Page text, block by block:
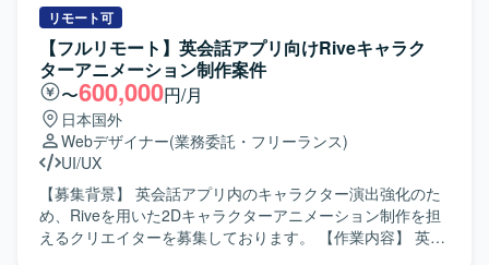
す。リモートを中心とした環境のもと、開発とスキルアッ
プに集中しながら、主体的にプロダクト価値向上に寄与で
きるポジションです。 【開発環境】 フロントエンドは
ReactおよびTypeScript、MUIを採用し、バックエンドは
NodeおよびTypeScriptで構成されています。インフラには
AWSとCDKを利用し、ソースコード管理およびCI/CDには
GitHubおよびGitHub Actionsを使用しています。デザインに
はFigmaおよびmiro、ドキュメント管理にはNotionを用い、
Slackやバーチャルオフィスツールを活用したコミュニケー
ション環境が整備されています。AIを活用したSpec Driven
Developmentとして、Claude CodeやCursorなどのツール
も導入されています。
目安、優先度、音量やバリエーション等をまとめたSE一覧
表の作成までを行っていただきます。 【求める人物像】 体
験設計の観点から「正解音はこの方向性が良い」「ここに
も音を付けると分かりやすい」といった提案ができる方を
求めています。PMやデザイナー、エンジニアとすり合わせ
を行いながら、柔軟にコミュニケーションを取り、短期間
で実運用に乗せることを意識して主体的に動ける方が望ま
しいです。 【ポジションの魅力】 学習体験の核となるサウ
ンドエフェクトを一手に担い、アプリ全体の体験品質に大
きく影響を与えられるポジションです。UIアニメーション
やゲーム的な演出と連携しながら、世界観とサウンドを一
体で設計できるため、サウンドデザインのスキルを高いレ
リモート可
【フルリモート】英会話アプリ向けRiveキャラク
ターアニメーション制作案件
〜600,000円/月
日本国外
Webデザイナー(業務委託・フリーランス)
UI/UX
【募集背景】 英会話アプリ内のキャラクター演出強化のた
め、Riveを用いた2Dキャラクターアニメーション制作を担
えるクリエイターを募集しております。 【作業内容】 英会